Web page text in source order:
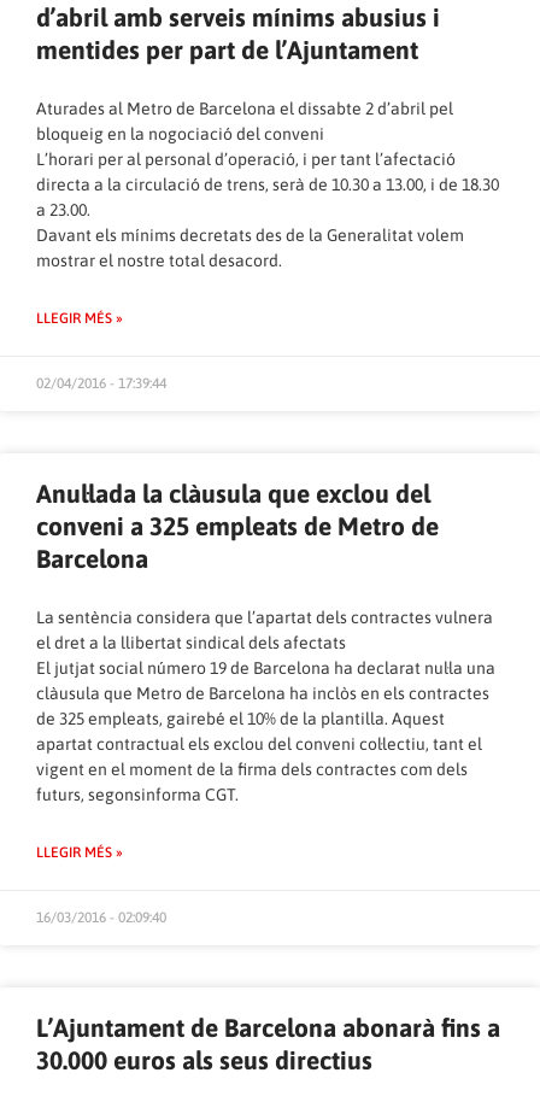
d’abril amb serveis mínims abusius i
mentides per part de l’Ajuntament
Aturades al Metro de Barcelona el dissabte 2 d’abril pel
bloqueig en la nogociació del conveni
L’horari per al personal d’operació, i per tant l’afectació
directa a la circulació de trens, serà de 10.30 a 13.00, i de 18.30
a 23.00.
Davant els mínims decretats des de la Generalitat volem
mostrar el nostre total desacord.
LLEGIR MÉS »
02/04/2016 - 17:39:44
Anul·lada la clàusula que exclou del
conveni a 325 empleats de Metro de
Barcelona
La sentència considera que l’apartat dels contractes vulnera
el dret a la llibertat sindical dels afectats
El jutjat social número 19 de Barcelona ha declarat nul·la una
clàusula que Metro de Barcelona ha inclòs en els contractes
de 325 empleats, gairebé el 10% de la plantilla. Aquest
apartat contractual els exclou del conveni col·lectiu, tant el
vigent en el moment de la firma dels contractes com dels
futurs, segonsinforma CGT.
LLEGIR MÉS »
16/03/2016 - 02:09:40
L’Ajuntament de Barcelona abonarà fins a
30.000 euros als seus directius